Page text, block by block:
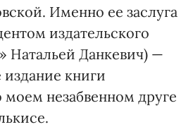
Именно ее заслуга
издательского
Натальей Данкевич) —
издание книги
незабвенном друге